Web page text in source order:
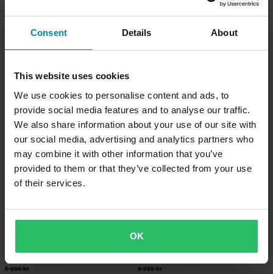
Consent Details About
This website uses cookies
We use cookies to personalise content and ads, to
provide social media features and to analyse our traffic.
We also share information about your use of our site with
our social media, advertising and analytics partners who
may combine it with other information that you’ve
provided to them or that they’ve collected from your use
of their services.
OK
Overall 509 Allied Shell Dame
Superpris!
5 279 kr
6 600 kr
Superpris!
9 299 kr